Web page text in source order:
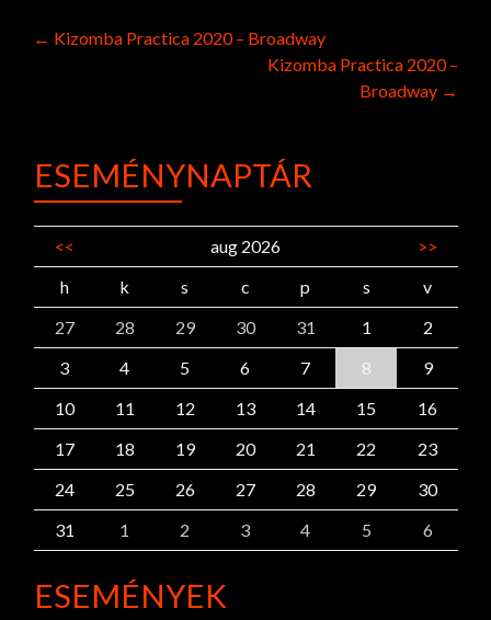
Post
← Kizomba Practica 2020 – Broadway
Kizomba Practica 2020 –
Broadway →
ESEMÉNYNAPTÁR
<< aug 2026
>>
h
k s c p s
v
27
28 29 30 31 1
2
3
4 5 6 7 8
9
10
11 12 13 14 15
16
17
18 19 20 21 22
23
24
25 26 27 28 29
30
31
1 2 3 4 5 6
ESEMÉNYEK